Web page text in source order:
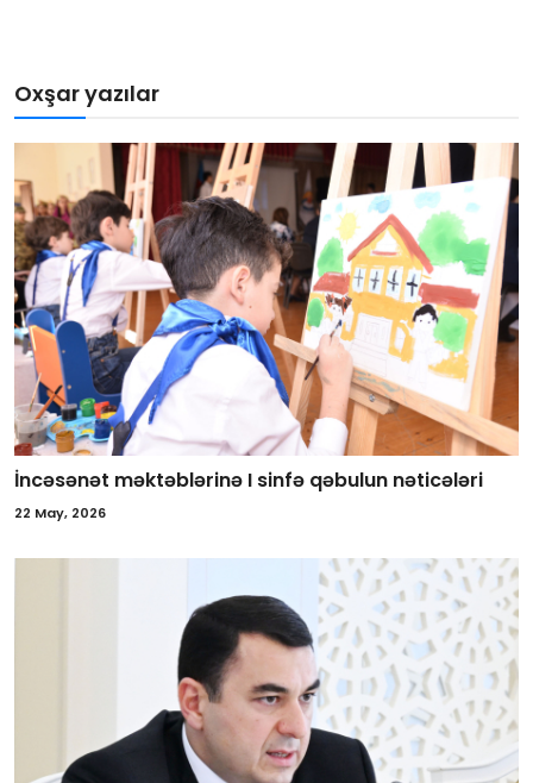
Oxşar yazılar
İncəsənət məktəblərinə I sinfə qəbulun nəticələri
22 May, 2026